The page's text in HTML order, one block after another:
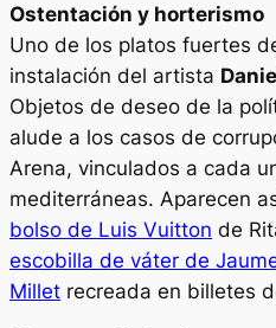
Ostentación y horterismo
Uno de los platos fuertes
instalación del artista
Objetos de deseo de la
alude a los casos de
Arena, vinculados a cada
mediterráneas. Aparecen
bolso de Luis Vuitton de
escobilla de váter de
Millet recreada en billetes